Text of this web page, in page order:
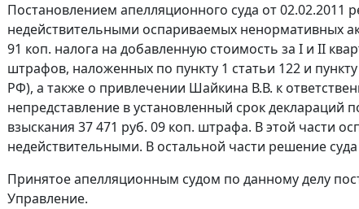
Постановлением апелляционного суда от 02.02.2011
недействительными оспариваемых ненормативных
91 коп. налога на добавленную стоимость за I и II
штрафов, наложенных по пункту 1 статьи 122 и
РФ), а также о привлечении Шайкина В.В. к
непредставление в установленный срок деклараций
взыскания 37 471 руб. 09 коп. штрафа. В этой части
недействительными. В остальной части решение
Принятое апелляционным судом по данному делу
Управление.